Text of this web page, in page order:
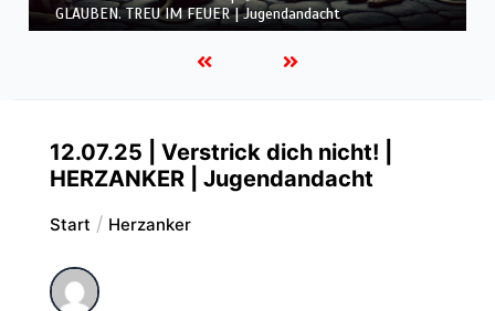
GLAUBEN. TREU IM FEUER | Jugendandacht
12.07.25 | Verstrick dich nicht! |
HERZANKER | Jugendandacht
Start Herzanker